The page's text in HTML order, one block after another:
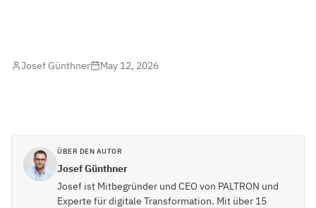
Josef Günthner May 12, 2026
ÜBER DEN AUTOR
Josef Günthner
Josef ist Mitbegründer und CEO von PALTRON und
Experte für digitale Transformation. Mit über 15